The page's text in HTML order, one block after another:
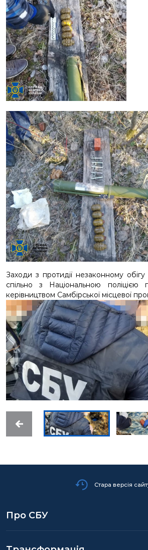
Заходи з протидії незаконному
спільно з Національною поліцією
керівництвом Самбірської місцевої
Стара версія
Про СБУ